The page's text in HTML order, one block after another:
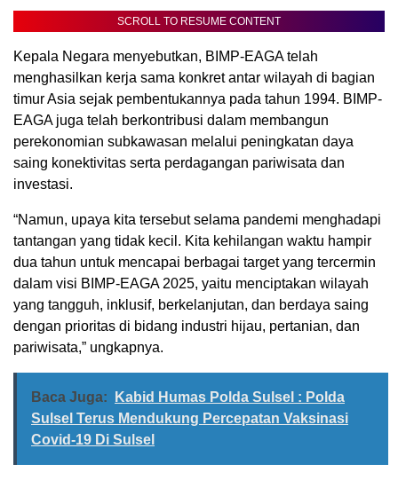
SCROLL TO RESUME CONTENT
Kepala Negara menyebutkan, BIMP-EAGA telah
menghasilkan kerja sama konkret antar wilayah di bagian
timur Asia sejak pembentukannya pada tahun 1994. BIMP-
EAGA juga telah berkontribusi dalam membangun
perekonomian subkawasan melalui peningkatan daya
saing konektivitas serta perdagangan pariwisata dan
investasi.
“Namun, upaya kita tersebut selama pandemi menghadapi
tantangan yang tidak kecil. Kita kehilangan waktu hampir
dua tahun untuk mencapai berbagai target yang tercermin
dalam visi BIMP-EAGA 2025, yaitu menciptakan wilayah
yang tangguh, inklusif, berkelanjutan, dan berdaya saing
dengan prioritas di bidang industri hijau, pertanian, dan
pariwisata,” ungkapnya.
Baca Juga:
Kabid Humas Polda Sulsel : Polda
Sulsel Terus Mendukung Percepatan Vaksinasi
Covid-19 Di Sulsel